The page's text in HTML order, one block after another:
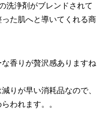
洗浄剤がブレンドされて
た肌へと導いてくれる商
香りが贅沢感ありますね
りが早い消耗品なので、
われます。。